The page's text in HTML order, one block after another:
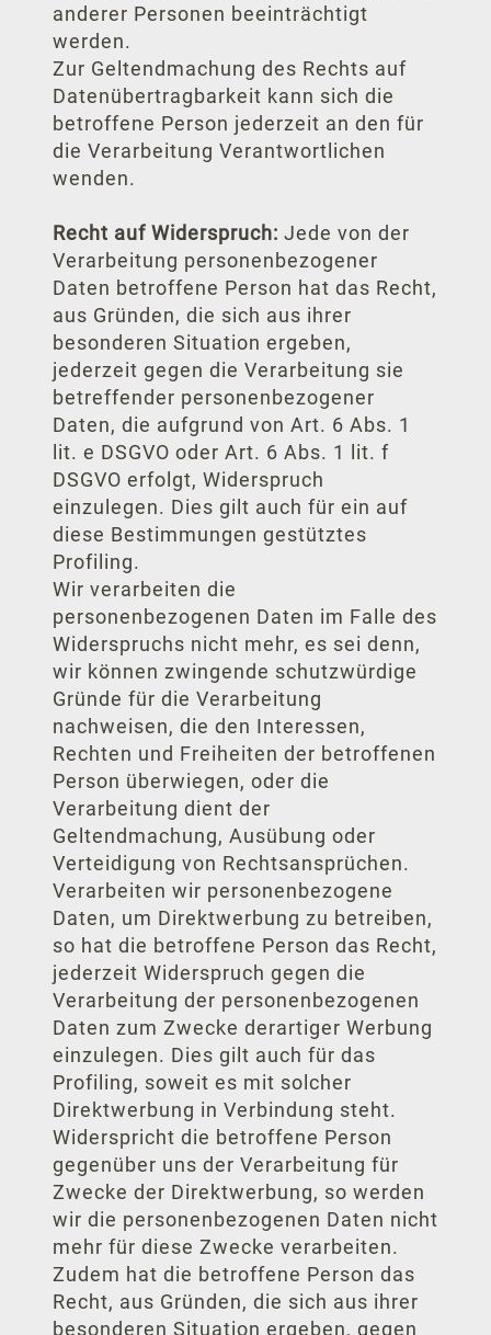
anderer Personen beeinträchtigt
werden.
Zur Geltendmachung des Rechts auf
Datenübertragbarkeit kann sich die
betroffene Person jederzeit an den für
die Verarbeitung Verantwortlichen
wenden.
Recht auf Widerspruch: Jede von der
Verarbeitung personenbezogener
Daten betroffene Person hat das Recht,
aus Gründen, die sich aus ihrer
besonderen Situation ergeben,
jederzeit gegen die Verarbeitung sie
betreffender personenbezogener
Daten, die aufgrund von Art. 6 Abs. 1
lit. e DSGVO oder Art. 6 Abs. 1 lit. f
DSGVO erfolgt, Widerspruch
einzulegen. Dies gilt auch für ein auf
diese Bestimmungen gestütztes
Profiling.
Wir verarbeiten die
personenbezogenen Daten im Falle des
Widerspruchs nicht mehr, es sei denn,
wir können zwingende schutzwürdige
Gründe für die Verarbeitung
nachweisen, die den Interessen,
Rechten und Freiheiten der betroffenen
Person überwiegen, oder die
Verarbeitung dient der
Geltendmachung, Ausübung oder
Verteidigung von Rechtsansprüchen.
Verarbeiten wir personenbezogene
Daten, um Direktwerbung zu betreiben,
so hat die betroffene Person das Recht,
jederzeit Widerspruch gegen die
Verarbeitung der personenbezogenen
Daten zum Zwecke derartiger Werbung
einzulegen. Dies gilt auch für das
Profiling, soweit es mit solcher
Direktwerbung in Verbindung steht.
Widerspricht die betroffene Person
gegenüber uns der Verarbeitung für
Zwecke der Direktwerbung, so werden
wir die personenbezogenen Daten nicht
mehr für diese Zwecke verarbeiten.
Zudem hat die betroffene Person das
Recht, aus Gründen, die sich aus ihrer
besonderen Situation ergeben, gegen